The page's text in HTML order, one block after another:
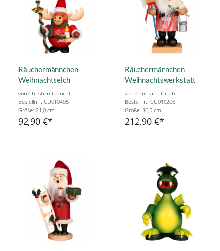
Räuchermännchen
Weihnachtselch
von Christian Ulbricht
Bestellnr.: CU010495
Größe: 21,0 cm
92,90 €
Räuchermännchen
Weihnachtswerkstatt
von Christian Ulbricht
Bestellnr.: CU010206
Größe: 36,5 cm
212,90 €